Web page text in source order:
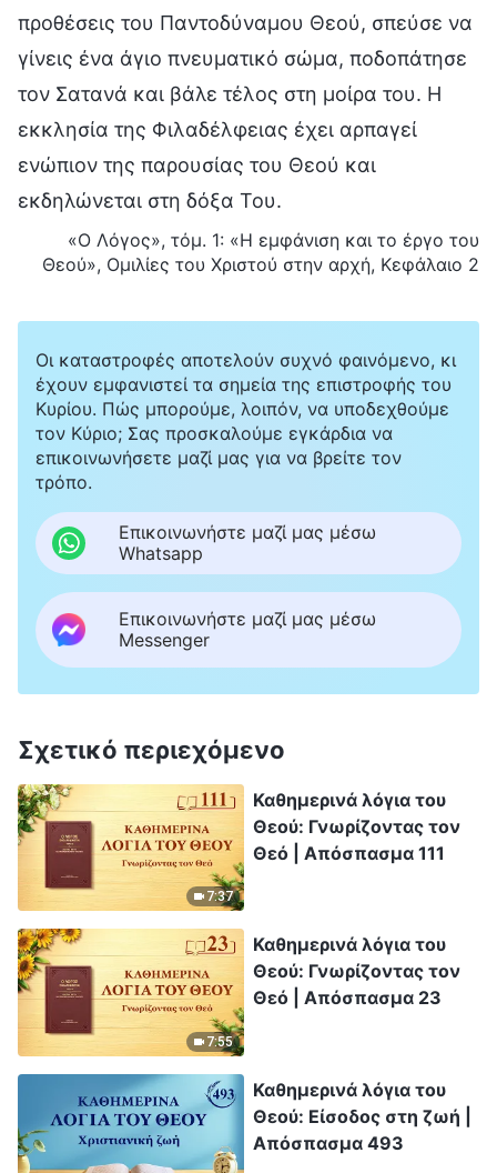
προθέσεις του Παντοδύναμου Θεού, σπεύσε να
γίνεις ένα άγιο πνευματικό σώμα, ποδοπάτησε
τον Σατανά και βάλε τέλος στη μοίρα του. Η
εκκλησία της Φιλαδέλφειας έχει αρπαγεί
ενώπιον της παρουσίας του Θεού και
εκδηλώνεται στη δόξα Του.
«Ο Λόγος», τόμ. 1: «Η εμφάνιση και το έργο του
Θεού», Ομιλίες του Χριστού στην αρχή, Κεφάλαιο 2
Οι καταστροφές αποτελούν συχνό φαινόμενο, κι
έχουν εμφανιστεί τα σημεία της επιστροφής του
Κυρίου. Πώς μπορούμε, λοιπόν, να υποδεχθούμε
τον Κύριο; Σας προσκαλούμε εγκάρδια να
επικοινωνήσετε μαζί μας για να βρείτε τον
τρόπο.
Επικοινωνήστε μαζί μας μέσω
Whatsapp
Επικοινωνήστε μαζί μας μέσω
Messenger
Σχετικό περιεχόμενο
7:37
Καθημερινά λόγια του
Θεού: Γνωρίζοντας τον
Θεό | Απόσπασμα 111
7:55
Καθημερινά λόγια του
Θεού: Γνωρίζοντας τον
Θεό | Απόσπασμα 23
Καθημερινά λόγια του
Θεού: Είσοδος στη ζωή |
Απόσπασμα 493